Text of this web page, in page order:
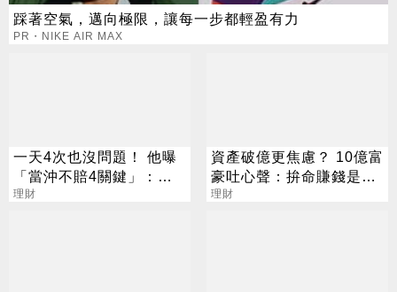
踩著空氣，邁向極限，讓每一步都輕盈有力
PR・NIKE AIR MAX
一天4次也沒問題！ 他曝
「當沖不賠4關鍵」：要
賺很容易
理財
資產破億更焦慮？ 10億富
豪吐心聲：拚命賺錢是在
「超度自己」
理財